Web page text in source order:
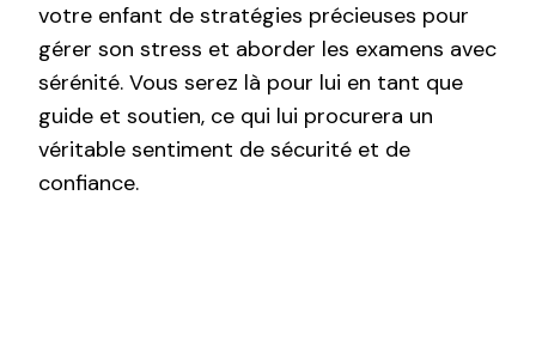
votre enfant de stratégies précieuses pour
gérer son stress et aborder les examens avec
sérénité. Vous serez là pour lui en tant que
guide et soutien, ce qui lui procurera un
véritable sentiment de sécurité et de
confiance.